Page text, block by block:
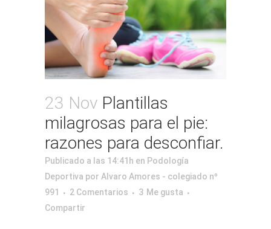
23 Nov Plantillas
milagrosas para el pie:
razones para desconfiar.
Publicado a las 14:41h en Podología
Deportiva por Alvaro Amores - colegiado nº
991
2 Comentarios 3 Me gusta
Compartir